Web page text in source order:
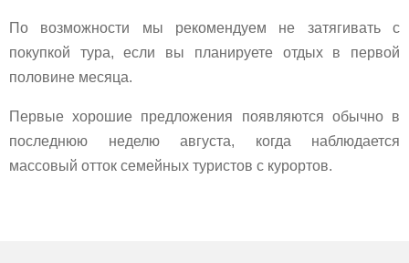
По возможности мы рекомендуем не затягивать с
покупкой тура, если вы планируете отдых в первой
половине месяца.
Первые хорошие предложения появляются обычно в
последнюю неделю августа, когда наблюдается
массовый отток семейных туристов с курортов.